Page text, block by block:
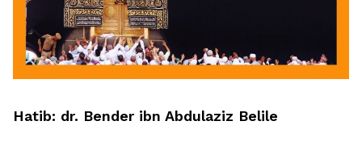
Hatib: dr. Bender ibn Abdulaziz Belile